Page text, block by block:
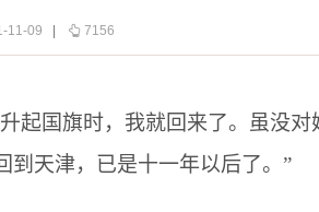
11-09 7156
起国旗时，我就回来了。虽没
到天津，已是十一年以后了。”